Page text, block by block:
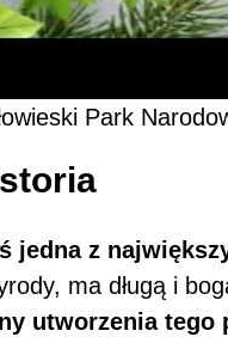
Park
jedna z
ma długą i
utworzenia tego